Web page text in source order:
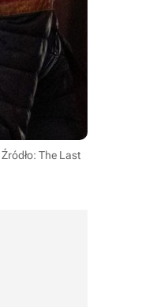
Źródło: The Last